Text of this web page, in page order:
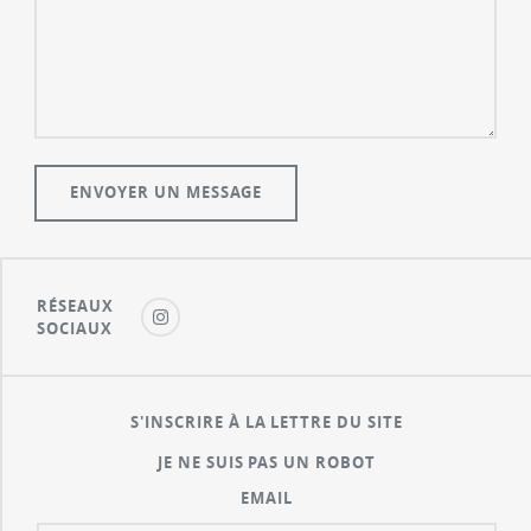
RÉSEAUX
SOCIAUX
S'INSCRIRE À LA LETTRE DU SITE
JE NE SUIS PAS UN ROBOT
EMAIL